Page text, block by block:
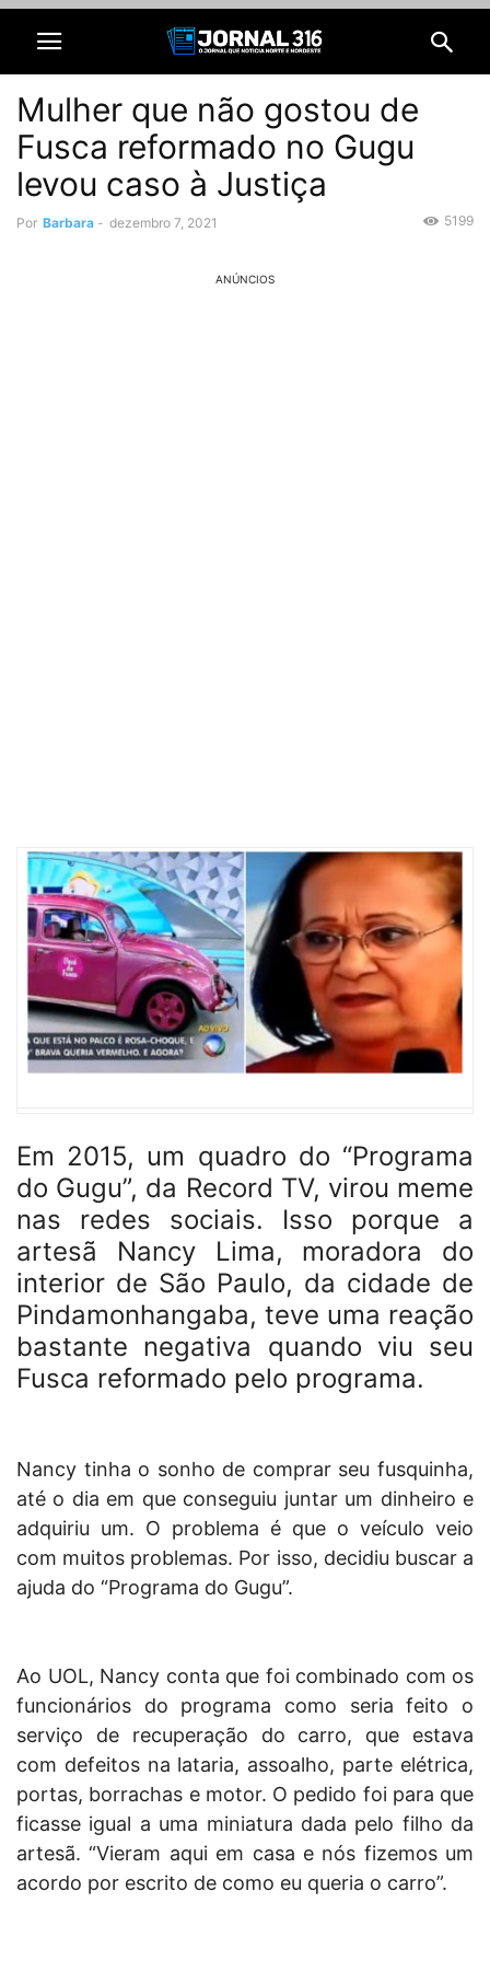
Mulher que não gostou de
Fusca reformado no Gugu
levou caso à Justiça
Por Barbara - dezembro 7, 2021 5199
ANÚNCIOS
Em 2015, um quadro do “Programa
do Gugu”, da Record TV, virou meme
nas redes sociais. Isso porque a
artesã Nancy Lima, moradora do
interior de São Paulo, da cidade de
Pindamonhangaba, teve uma reação
bastante negativa quando viu seu
Fusca reformado pelo programa.
Nancy tinha o sonho de comprar seu fusquinha,
até o dia em que conseguiu juntar um dinheiro e
adquiriu um. O problema é que o veículo veio
com muitos problemas. Por isso, decidiu buscar a
ajuda do “Programa do Gugu”.
Ao UOL, Nancy conta que foi combinado com os
funcionários do programa como seria feito o
serviço de recuperação do carro, que estava
com defeitos na lataria, assoalho, parte elétrica,
portas, borrachas e motor. O pedido foi para que
ficasse igual a uma miniatura dada pelo filho da
artesã. “Vieram aqui em casa e nós fizemos um
acordo por escrito de como eu queria o carro”.